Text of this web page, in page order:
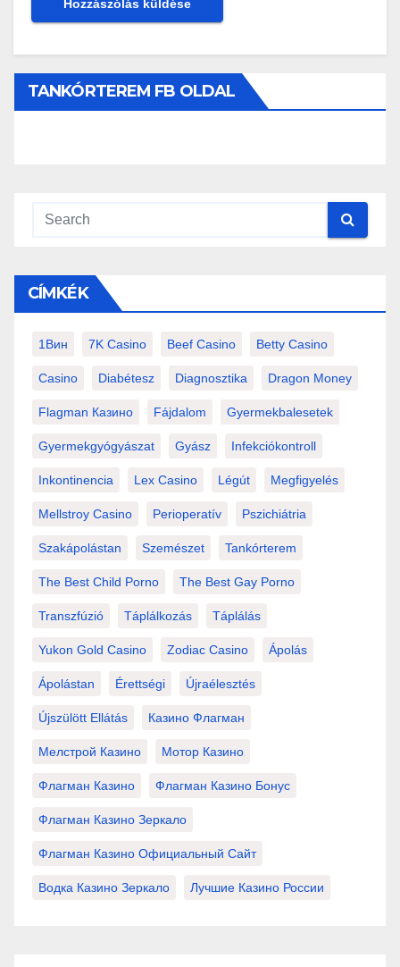
TANKÓRTEREM FB OLDAL
CÍMKÉK
1Вин 7K Casino Beef Casino Betty Casino
Casino Diabétesz Diagnosztika Dragon Money
Flagman Казино Fájdalom Gyermekbalesetek
Gyermekgyógyászat Gyász Infekciókontroll
Inkontinencia Lex Casino Légút Megfigyelés
Mellstroy Casino Perioperatív Pszichiátria
Szakápolástan Szemészet Tankórterem
The Best Child Porno The Best Gay Porno
Transzfúzió Táplálkozás Táplálás
Yukon Gold Casino Zodiac Casino Ápolás
Ápolástan Érettségi Újraélesztés
Újszülött Ellátás Казино Флагман
Мелстрой Казино Мотор Казино
Флагман Казино Флагман Казино Бонус
Флагман Казино Зеркало
Флагман Казино Официальный Сайт
Водка Казино Зеркало Лучшие Казино России